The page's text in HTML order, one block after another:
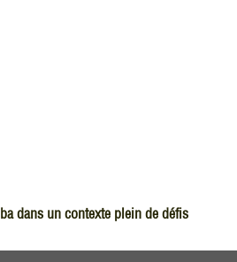
dans un contexte plein de défis